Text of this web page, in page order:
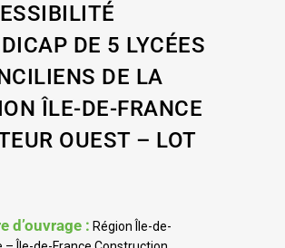
DE 5 LYCÉES
DE LA
ÎLE-DE-FRANCE
OUEST – LOT
d’ouvrage : Région Île-de-